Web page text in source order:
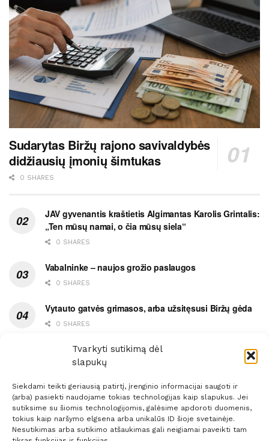
Tvarkyti sutikimą dėl
slapukų
Siekdami teikti geriausią patirtį, įrenginio informacijai saugoti ir
(arba) pasiekti naudojame tokias technologijas kaip slapukus. Jei
sutiksime su šiomis technologijomis, galėsime apdoroti duomenis,
tokius kaip naršymo elgsena arba unikalūs ID šioje svetainėje.
Nesutikimas arba sutikimo atšaukimas gali neigiamai paveikti tam
Sudarytas Biržų rajono savivaldybės
didžiausių įmonių šimtukas
0 SHARES
JAV gyvenantis kraštietis Algimantas Karolis Grintalis:
„Ten mūsų namai, o čia mūsų siela“
0 SHARES
Vabalninke – naujos grožio paslaugos
0 SHARES
Vytauto gatvės grimasos, arba užsitęsusi Biržų gėda
0 SHARES
Pietų metas pažymėtas avarija
0 SHARES
Prenumerata Reklama